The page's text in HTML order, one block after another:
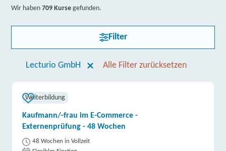
Wir haben709 Kurse gefunden.
Filter
Lecturio GmbH Alle Filter zurücksetzen
Weiterbildung
Kaufmann/-frau im E-Commerce -
Externenprüfung - 48 Wochen
48 Wochen in Vollzeit